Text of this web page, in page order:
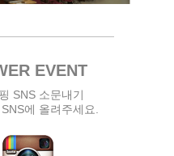
EVENT
SNS 소문내기
에 올려주세요.